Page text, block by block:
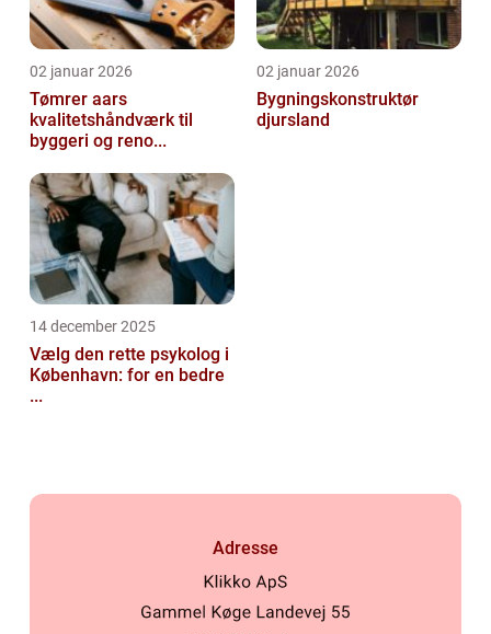
02 januar 2026
Tømrer aars
kvalitetshåndværk til
byggeri og reno...
02 januar 2026
Bygningskonstruktør
djursland
14 december 2025
Vælg den rette psykolog i
København: for en bedre
...
Adresse